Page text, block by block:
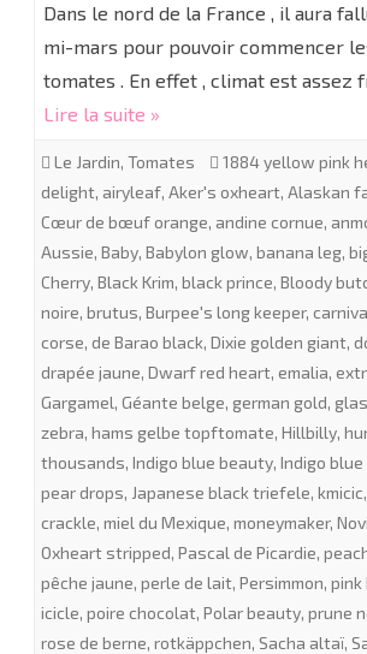
Dans le nord de la France , il aura
mi-mars pour pouvoir commencer
tomates . En effet , climat est assez
Lire la suite »
Le Jardin, Tomates 1884 yellow pink
delight, airyleaf, Aker's oxheart, Alaskan
Cœur de bœuf orange, andine cornue,
Aussie, Baby, Babylon glow, banana leg,
Cherry, Black Krim, black prince, Bloody
noire, brutus, Burpee's long keeper,
corse, de Barao black, Dixie golden giant,
drapée jaune, Dwarf red heart, emalia,
Gargamel, Géante belge, german gold,
zebra, hams gelbe topftomate, Hillbilly,
thousands, Indigo blue beauty, Indigo
pear drops, Japanese black triefele, kmicic,
crackle, miel du Mexique, moneymaker,
Oxheart stripped, Pascal de Picardie,
pêche jaune, perle de lait, Persimmon, pink
icicle, poire chocolat, Polar beauty, prune
rose de berne, rotkäppchen, Sacha altaï,